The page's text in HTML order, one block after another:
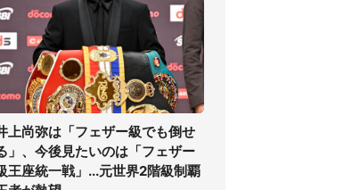
上尚弥は「フェザー級でも倒せ
」、今後見たいのは「フェザー
王座統一戦」...元世界2階級制覇